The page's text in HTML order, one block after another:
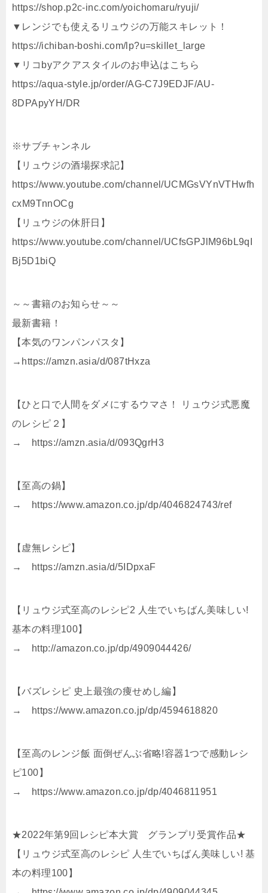
https://shop.p2c-inc.com/yoichomaru/ryuji/
▼レンジでも使えるリュウジの万能スキレット！
https://ichiban-boshi.com/lp?u=skillet_large
▼リコbyアクアスタイルのお申込はこちら
https://aqua-style.jp/order/AG-C7J9EDJF/AU-
8DPApyYH/DR
※サブチャンネル
【リュウジの酒場探求記】
https://www.youtube.com/channel/UCMGsVYnVTHwfh
cxM9TnnOCg
【リュウジの休肝日】
https://www.youtube.com/channel/UCfsGPJlM96bL9qI
Bj5D1biQ
～～書籍のお知らせ～～
最新書籍！
【本気のワンパンパスタ】
→https://amzn.asia/d/087tHxza
【ひと口で人間をダメにするウマさ！ リュウジ式悪魔
のレシピ２】
→ https://amzn.asia/d/093QgrH3
【至高の鍋】
→ https://www.amazon.co.jp/dp/4046824743/ref
【虚無レシピ】
→ https://amzn.asia/d/5IDpxaF
【リュウジ式至高のレシピ2 人生でいちばん美味しい!
基本の料理100】
→ http://amazon.co.jp/dp/4909044426/
【バズレシピ 史上最強の痩せめし編】
→ https://www.amazon.co.jp/dp/4594618820
【至高のレンジ飯 面倒ぜんぶ省略!容器1つで感動レシ
ピ100】
→ https://www.amazon.co.jp/dp/4046811951
★2022年第9回レシピ本大賞 グランプリ受賞作品★
【リュウジ式至高のレシピ 人生でいちばん美味しい! 基
本の料理100】